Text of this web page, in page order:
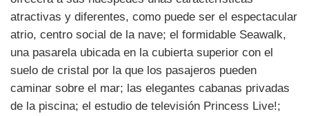
atractivas y diferentes, como puede ser el espectacular
atrio, centro social de la nave; el formidable Seawalk,
una pasarela ubicada en la cubierta superior con el
suelo de cristal por la que los pasajeros pueden
caminar sobre el mar; las elegantes cabanas privadas
de la piscina; el estudio de televisión Princess Live!;